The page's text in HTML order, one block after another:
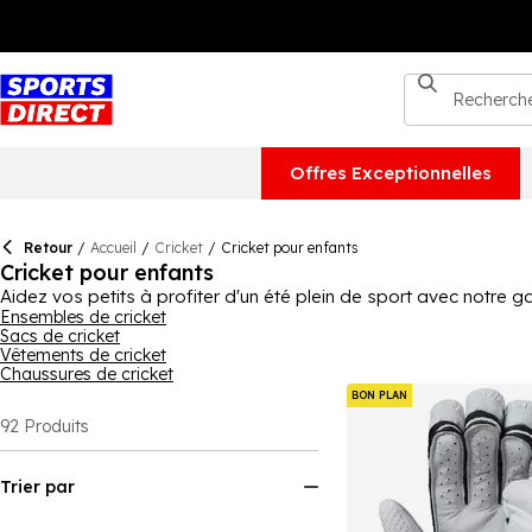
Offres Exceptionnelles
Retour / Accueil / Cricket / Cricket pour enfants
Cricket pour enfants
Aidez vos petits à profiter d'un été plein de sport avec notre
enfants aux vêtements et chaussures, il y a beaucoup de
Offrez-leur du tout nouveau matériel de cricket, y compris
pourraient avoir, ainsi que des ensembles et kits de cricket
qu'ils utilisent des produits de qualité.
Ensembles de cricket
Sacs de cricket
Vêtements de cricket
Chaussures de cricket
92 Produits
Trier par
BON PLAN